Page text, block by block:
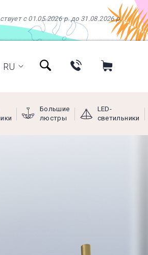
с 01.05.2026 р. до 31.08.2026 р.
RU
Большие
люстры
LED-
светильники